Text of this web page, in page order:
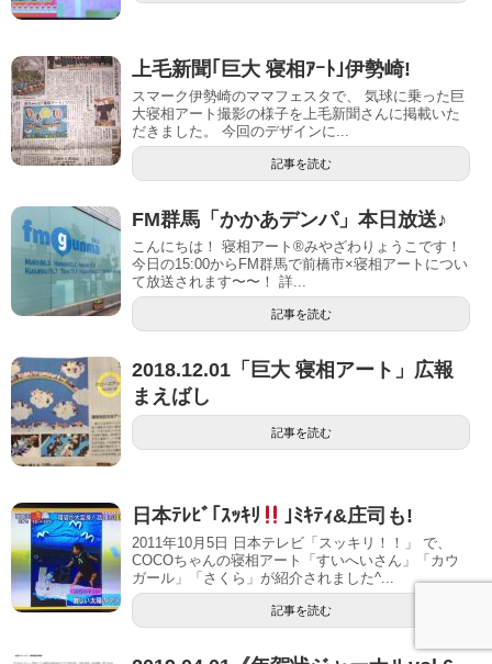
上毛新聞｢巨大 寝相ｱｰﾄ｣伊勢崎!
スマーク伊勢崎のママフェスタで、 気球に乗った巨
大寝相アート撮影の様子を上毛新聞さんに掲載いた
だきました。 今回のデザインに...
記事を読む
FM群馬「かかあデンパ」本日放送♪
こんにちは！ 寝相アート®︎みやざわりょうこです！
今日の15:00からFM群馬で前橋市×寝相アートについ
て放送されます〜〜！ 詳...
記事を読む
2018.12.01「巨大 寝相アート」広報
まえばし
記事を読む
日本ﾃﾚﾋﾞ｢ｽｯｷﾘ ｣ﾐｷﾃｨ&庄司も!
2011年10月5日 日本テレビ「スッキリ！！」 で、
COCOちゃんの寝相アート「すいへいさん」「カウ
ガール」「さくら」が紹介されました^...
記事を読む